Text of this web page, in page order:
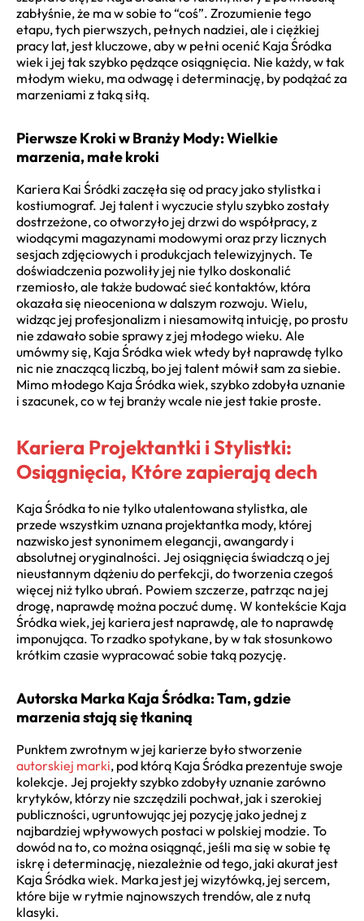
zabłyśnie, że ma w sobie to “coś”. Zrozumienie tego
etapu, tych pierwszych, pełnych nadziei, ale i ciężkiej
pracy lat, jest kluczowe, aby w pełni ocenić Kaja Śródka
wiek i jej tak szybko pędzące osiągnięcia. Nie każdy, w tak
młodym wieku, ma odwagę i determinację, by podążać za
marzeniami z taką siłą.
Pierwsze Kroki w Branży Mody: Wielkie
marzenia, małe kroki
Kariera Kai Śródki zaczęła się od pracy jako stylistka i
kostiumograf. Jej talent i wyczucie stylu szybko zostały
dostrzeżone, co otworzyło jej drzwi do współpracy, z
wiodącymi magazynami modowymi oraz przy licznych
sesjach zdjęciowych i produkcjach telewizyjnych. Te
doświadczenia pozwoliły jej nie tylko doskonalić
rzemiosło, ale także budować sieć kontaktów, która
okazała się nieoceniona w dalszym rozwoju. Wielu,
widząc jej profesjonalizm i niesamowitą intuicję, po prostu
nie zdawało sobie sprawy z jej młodego wieku. Ale
umówmy się, Kaja Śródka wiek wtedy był naprawdę tylko
nic nie znaczącą liczbą, bo jej talent mówił sam za siebie.
Mimo młodego Kaja Śródka wiek, szybko zdobyła uznanie
i szacunek, co w tej branży wcale nie jest takie proste.
Kariera Projektantki i Stylistki:
Osiągnięcia, Które zapierają dech
Kaja Śródka to nie tylko utalentowana stylistka, ale
przede wszystkim uznana projektantka mody, której
nazwisko jest synonimem elegancji, awangardy i
absolutnej oryginalności. Jej osiągnięcia świadczą o jej
nieustannym dążeniu do perfekcji, do tworzenia czegoś
więcej niż tylko ubrań. Powiem szczerze, patrząc na jej
drogę, naprawdę można poczuć dumę. W kontekście Kaja
Śródka wiek, jej kariera jest naprawdę, ale to naprawdę
imponująca. To rzadko spotykane, by w tak stosunkowo
krótkim czasie wypracować sobie taką pozycję.
Autorska Marka Kaja Śródka: Tam, gdzie
marzenia stają się tkaniną
Punktem zwrotnym w jej karierze było stworzenie
autorskiej marki, pod którą Kaja Śródka prezentuje swoje
kolekcje. Jej projekty szybko zdobyły uznanie zarówno
krytyków, którzy nie szczędzili pochwał, jak i szerokiej
publiczności, ugruntowując jej pozycję jako jednej z
najbardziej wpływowych postaci w polskiej modzie. To
dowód na to, co można osiągnąć, jeśli ma się w sobie tę
iskrę i determinację, niezależnie od tego, jaki akurat jest
Kaja Śródka wiek. Marka jest jej wizytówką, jej sercem,
które bije w rytmie najnowszych trendów, ale z nutą
klasyki.